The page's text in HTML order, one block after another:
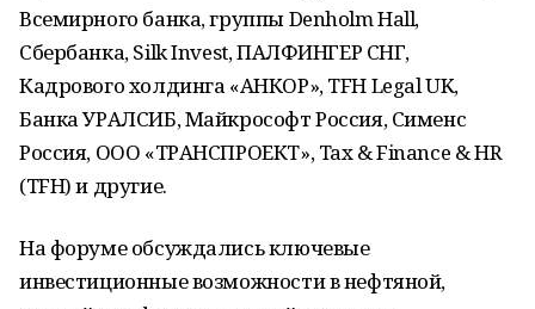
Всемирного банка, группы Denholm Hall,
Сбербанка, Silk Invest, ПАЛФИНГЕР СНГ,
Кадрового холдинга «АНКОР», TFH Legal UK,
Банка УРАЛСИБ, Майкрософт Россия, Сименс
Россия, ООО «ТРАНСПРОЕКТ», Tax & Finance & HR
(TFH) и другие.
На форуме обсуждались ключевые
инвестиционные возможности в нефтяной,